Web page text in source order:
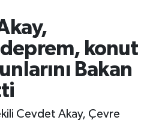
deprem, konut
Bakan
Cevdet Akay, Çevre